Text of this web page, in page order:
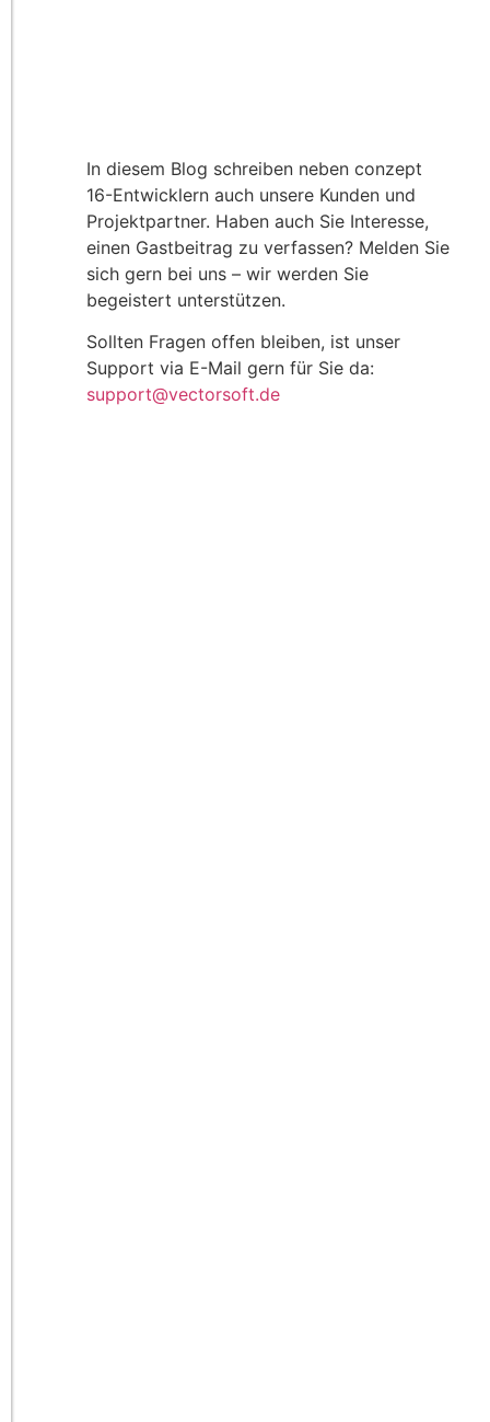
In diesem Blog schreiben neben conzept
16-Entwicklern auch unsere Kunden und
Projektpartner. Haben auch Sie Interesse,
einen Gastbeitrag zu verfassen? Melden Sie
sich gern bei uns – wir werden Sie
begeistert unterstützen.
Sollten Fragen offen bleiben, ist unser
Support via E-Mail gern für Sie da:
support@vectorsoft.de